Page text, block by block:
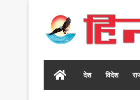
Homeदेश विदेश